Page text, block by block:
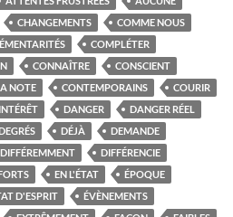
CHANGEMENTS
COMME NOUS
COMPLÉTER
CONNAÎTRE
CONSCIENT
NOTE CONTEMPORAINS
COURIR
DANGER
DANGER RÉEL
DÉJÀ
DEMANDE
DIFFÉREMMENT
DIFFÉRENCIE
EN L'ÉTAT
ÉPOQUE
D'ESPRIT
ÉVÈNEMENTS